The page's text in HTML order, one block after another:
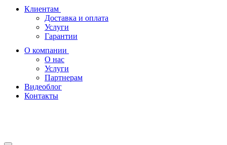
Клиентам
Доставка и оплата
Услуги
Гарантии
О компании
О нас
Услуги
Партнерам
Видеоблог
Контакты